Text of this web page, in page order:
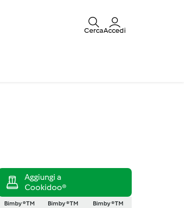
CercaAccedi
Bimby ® TM
Bimby ® TM
Bimby ® TM